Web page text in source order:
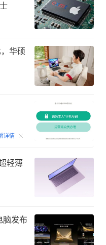
华硕
详情 00:09
轻薄
脑发布